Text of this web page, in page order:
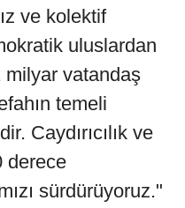
ve kolektif
uluslardan
milyar vatandaş
temeli
Caydırıcılık ve
derece
sürdürüyoruz."